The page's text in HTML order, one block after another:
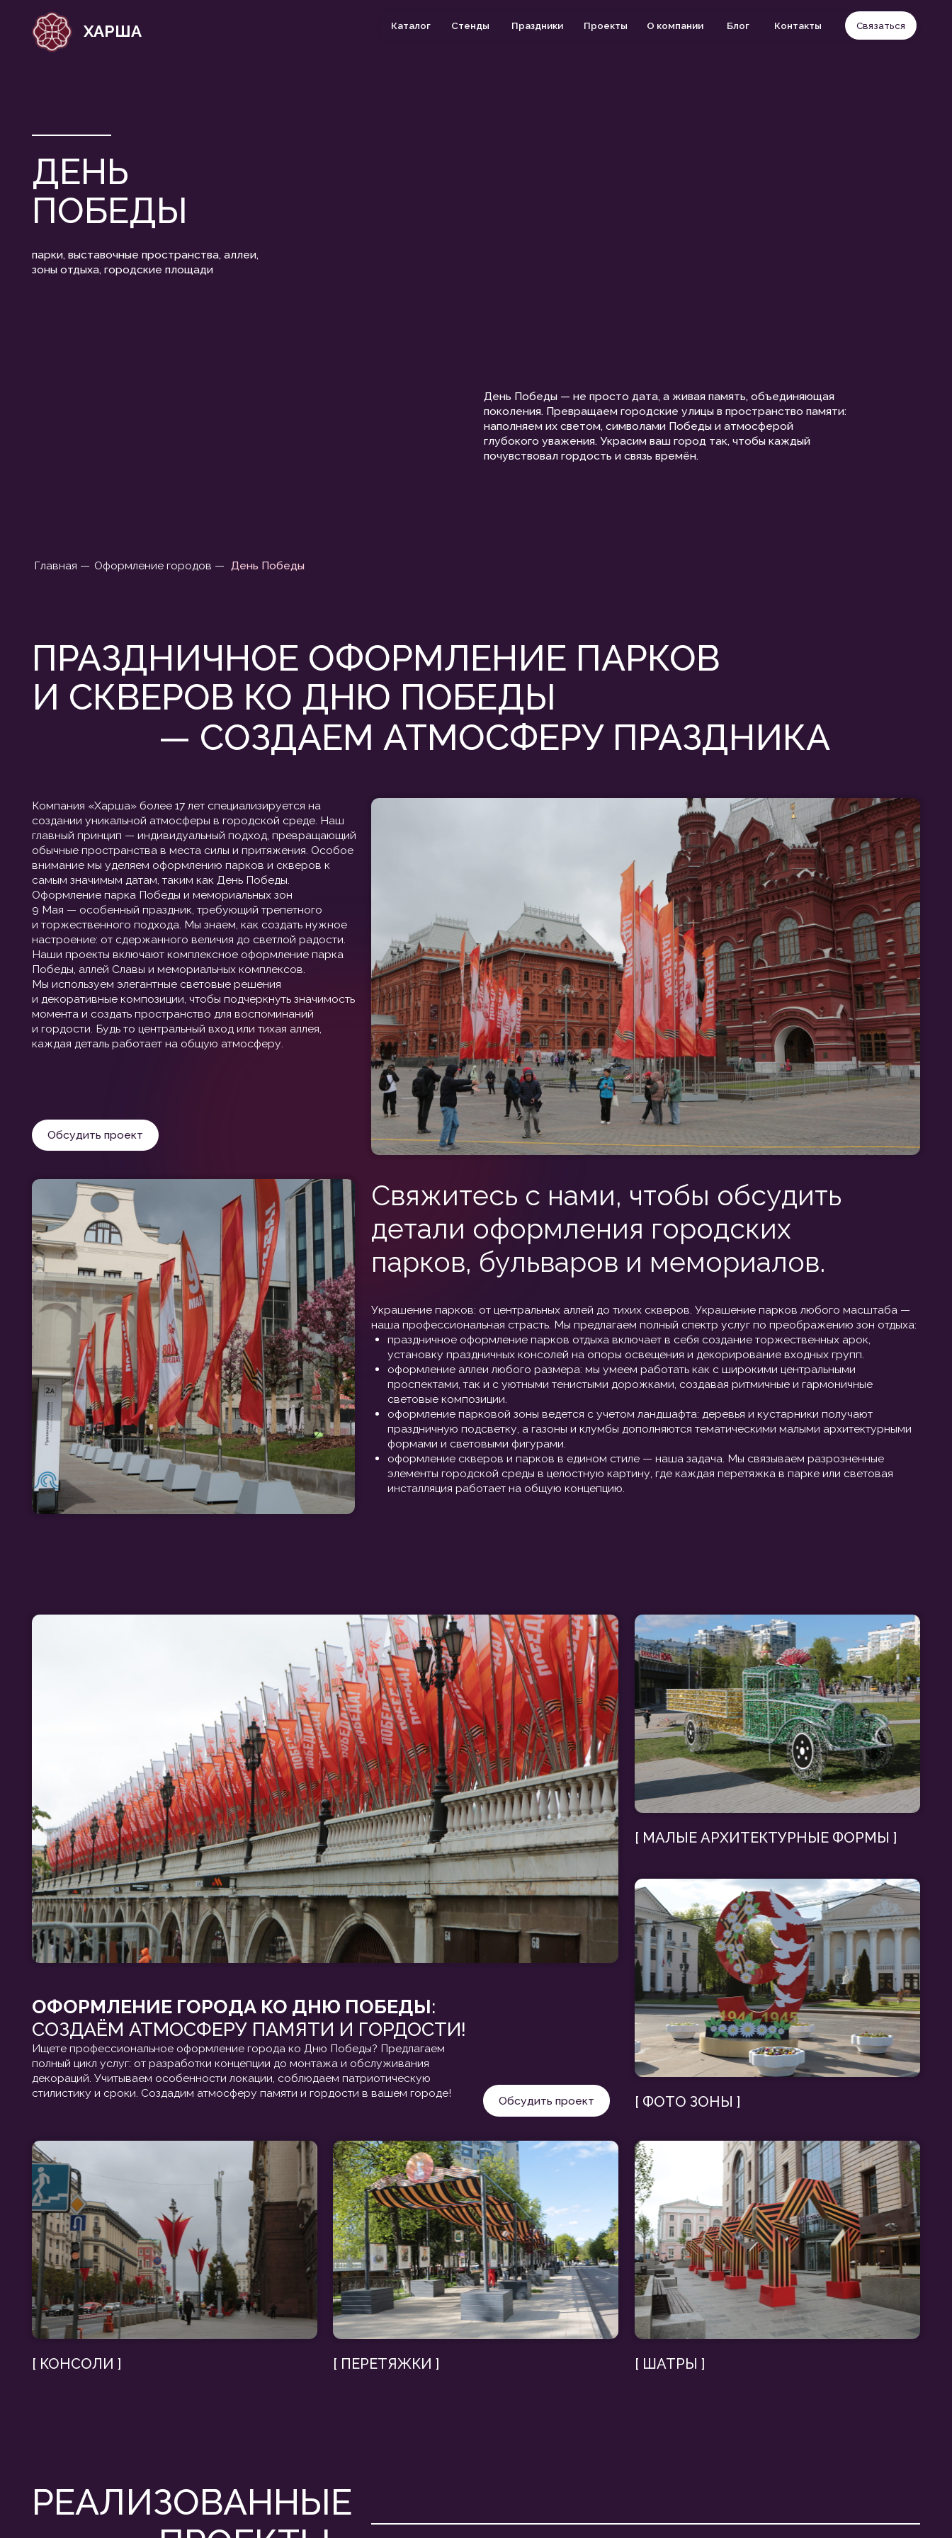
Связаться
Стенды Праздники Проекты О компании Блог Контакты
ХАРША
глубокого уважения. Украсим ваш город так, чтобы каждый
почувствовал гордость и связь времён.
парки, выставочные пространства, аллеи,
ДЕНЬ
ПОБЕДЫ
— СОЗДАЕМ АТМОСФЕРУ ПРАЗДНИКА
наша профессиональная страсть. Мы предлагаем полный спектр услуг по преображению зон отдыха:
праздничное оформление парков отдыха включает в себя создание торжественных арок,
установку праздничных консолей на опоры освещения и декорирование входных групп.
оформление аллеи любого размера: мы умеем работать как с широкими центральными
проспектами, так и с уютными тенистыми дорожками, создавая ритмичные и гармоничные
световые композиции.
оформление парковой зоны ведется с учетом ландшафта: деревья и кустарники получают
праздничную подсветку, а газоны и клумбы дополняются тематическими малыми архитектурными
формами и световыми фигурами.
оформление скверов и парков в едином стиле — наша задача. Мы связываем разрозненные
элементы городской среды в целостную картину, где каждая перетяжка в парке или световая
инсталляция работает на общую концепцию.
создании уникальной атмосферы в городской среде. Наш
главный принцип — индивидуальный подход, превращающий
обычные пространства в места силы и притяжения. Особое
Оформление парка Победы и мемориальных зон
9 Мая — особенный праздник, требующий трепетного
и торжественного подхода. Мы знаем, как создать нужное
настроение: от сдержанного величия до светлой радости.
Наши проекты включают комплексное оформление парка
Победы, аллей Славы и мемориальных комплексов.
Мы используем элегантные световые решения
и декоративные композиции, чтобы подчеркнуть значимость
момента и создать пространство для воспоминаний
и гордости. Будь то центральный вход или тихая аллея,
каждая деталь работает на общую атмосферу.
Свяжитесь с нами, чтобы обсудить
детали оформления городских
парков, бульваров и мемориалов.
Обсудить проект
ОФОРМЛЕНИЕ ГОРОДА КО ДНЮ ПОБЕДЫ:
СОЗДАЁМ АТМОСФЕРУ ПАМЯТИ И ГОРДОСТИ!
Ищете профессиональное оформление города ко Дню Победы? Предлагаем
полный цикл услуг: от разработки концепции до монтажа и обслуживания
декораций. Учитываем особенности локации, соблюдаем патриотическую
стилистику и сроки. Создадим атмосферу памяти и гордости в вашем городе!
[ МАЛЫЕ АРХИТЕКТУРНЫЕ ФОРМЫ ]
[ ФОТО ЗОНЫ ]
Обсудить проект
[ ШАТРЫ ]
ПРОЕКТЫ
РЕАЛИЗОВАННЫЕ
МОСКВА. 2025